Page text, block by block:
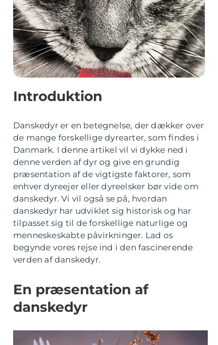
Introduktion
Danskedyr er en betegnelse, der dækker over
de mange forskellige dyrearter, som findes i
Danmark. I denne artikel vil vi dykke ned i
denne verden af dyr og give en grundig
præsentation af de vigtigste faktorer, som
enhver dyreejer eller dyreelsker bør vide om
danskedyr. Vi vil også se på, hvordan
danskedyr har udviklet sig historisk og har
tilpasset sig til de forskellige naturlige og
menneskeskabte påvirkninger. Lad os
begynde vores rejse ind i den fascinerende
verden af danskedyr.
En præsentation af
danskedyr